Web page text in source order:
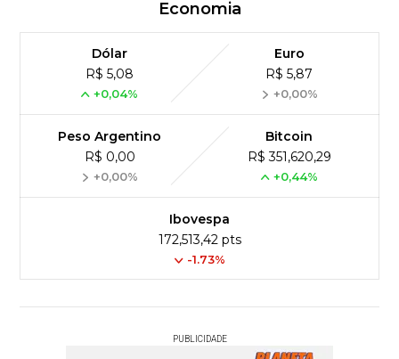
Economia
Dólar
R$ 5,08
+0,04%
Euro
R$ 5,87
+0,00%
Peso Argentino
R$ 0,00
+0,00%
Bitcoin
R$ 351,620,29
+0,44%
Ibovespa
172,513,42 pts
-1.73%
PUBLICIDADE